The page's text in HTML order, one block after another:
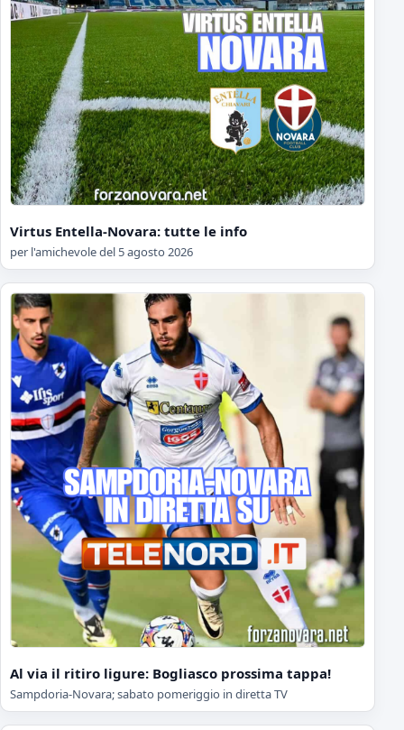
Virtus Entella-Novara: tutte le info
per l'amichevole del 5 agosto 2026
Al via il ritiro ligure: Bogliasco prossima tappa!
Sampdoria-Novara; sabato pomeriggio in diretta TV